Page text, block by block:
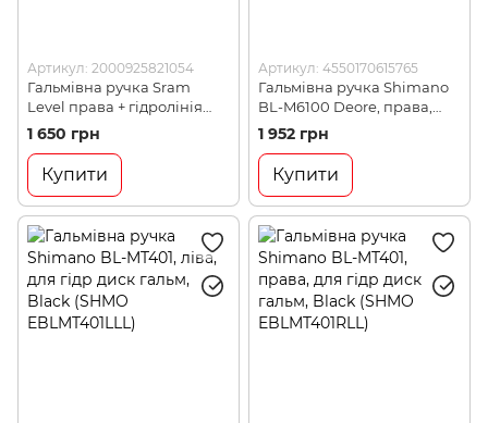
Артикул: 2000925821054
Гальмівна ручка Sram
Level права + гідролінія
(2000925821054)
1 650 грн
Купити
Артикул: 4550170615765
Гальмівна ручка Shimano
BL-M6100 Deore, права,
для гідр диск гальм (SHMO
EBLM6100R)
1 952 грн
Купити